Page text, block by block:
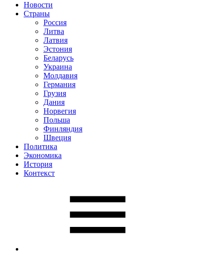
Новости
Страны
Россия
Литва
Латвия
Эстония
Беларусь
Украина
Молдавия
Германия
Грузия
Дания
Норвегия
Польша
Финляндия
Швеция
Политика
Экономика
История
Контекст